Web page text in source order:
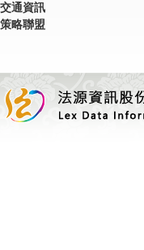
交通資訊
策略聯盟